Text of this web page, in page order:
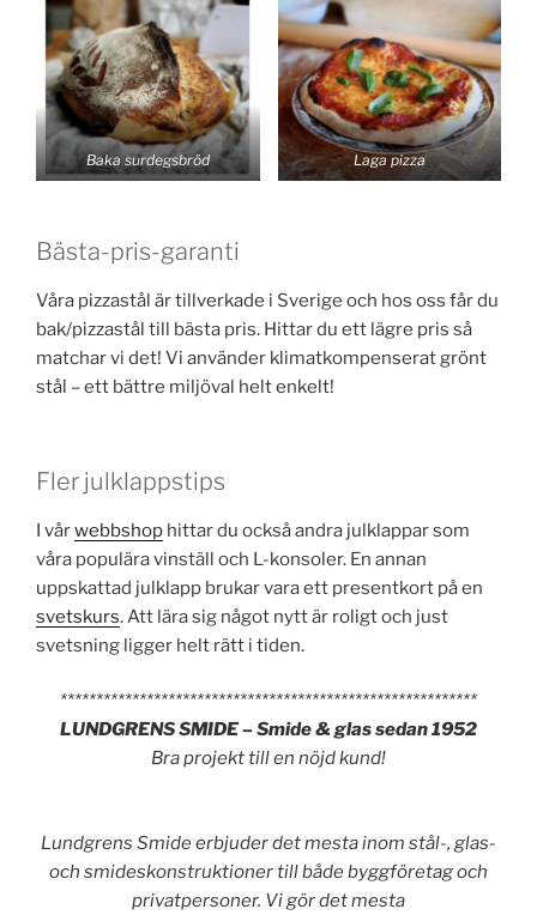
Baka surdegsbröd Laga pizza
Bästa-pris-garanti
Våra pizzastål är tillverkade i Sverige och hos oss får du
bak/pizzastål till bästa pris. Hittar du ett lägre pris så
matchar vi det! Vi använder klimatkompenserat grönt
stål – ett bättre miljöval helt enkelt!
Fler julklappstips
I vårwebbshop hittar du också andra julklappar som
våra populära vinställ och L-konsoler. En annan
uppskattad julklapp brukar vara ett presentkort på en
svetskurs. Att lära sig något nytt är roligt och just
svetsning ligger helt rätt i tiden.
**********************************************************
LUNDGRENS SMIDE – Smide & glas sedan 1952
Bra projekt till en nöjd kund!
Lundgrens Smide erbjuder det mesta inom stål-, glas-
och smideskonstruktioner till både byggföretag och
privatpersoner. Vi gör det mesta